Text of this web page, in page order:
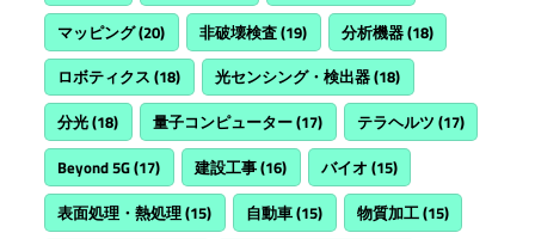
マッピング(20) 非破壊検査(19) 分析機器(18)
ロボティクス (18) 光センシング・検出器(18)
分光(18) 量子コンピューター(17) テラヘルツ (17)
Beyond 5G(17) 建設工事(16) バイオ (15)
表面処理・熱処理(15) 自動車(15) 物質加工(15)